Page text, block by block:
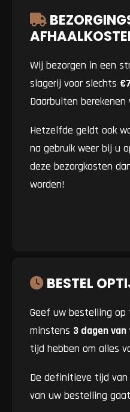
Wij bezorgen in een
slagerij voor slechts
Daarbuiten berekenen
Hetzelfde geldt ook
na gebruik weer bij u
deze bezorgkosten
worden!
BESTEL
Geef uw bestelling op
minstens 3 dagen
tijd hebben om alles
De definitieve tijd van
van uw bestelling